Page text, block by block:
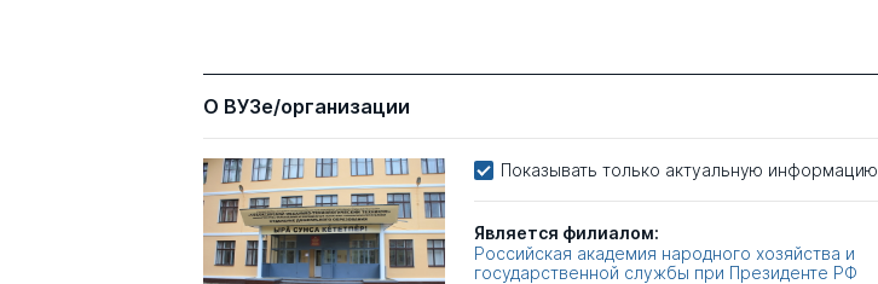
О ВУЗе/организации
Показывать только актуальную информацию
Является филиалом:
Российская академия народного хозяйства и
государственной службы при Президенте РФ